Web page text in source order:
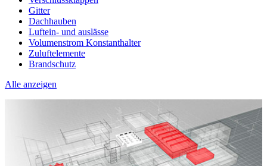
Gitter
Dachhauben
Luftein- und auslässe
Volumenstrom Konstanthalter
Zuluftelemente
Brandschutz
Alle anzeigen